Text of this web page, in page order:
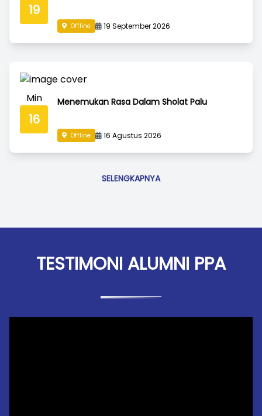
19
Offline 19 September 2026
Min
16
Menemukan Rasa Dalam Sholat Palu
Offline 16 Agustus 2026
SELENGKAPNYA
TESTIMONI ALUMNI PPA